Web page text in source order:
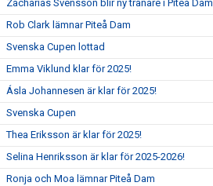
Zacharias Svensson blir ny tränare i Piteå Dam
Rob Clark lämnar Piteå Dam
Svenska Cupen lottad
Emma Viklund klar för 2025!
Ásla Johannesen är klar för 2025!
Svenska Cupen
Thea Eriksson är klar för 2025!
Selina Henriksson är klar för 2025-2026!
Ronja och Moa lämnar Piteå Dam